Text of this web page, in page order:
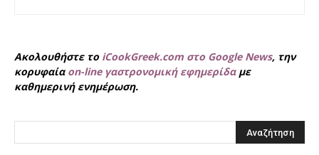
Ακολουθήστε το iCookGreek.com στο Google News, την
κορυφαία on-line γαστρονομική εφημερίδαμε
καθημερινή ενημέρωση.